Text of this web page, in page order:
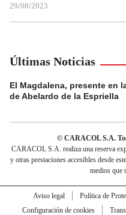
29/08/2023
Últimas Noticias
El Magdalena, presente en
de Abelardo de la Espriella
© CARACOL S.A.
CARACOL S.A. realiza una reserva
y otras prestaciones accesibles desde
medios que
Aviso legal Política de
Configuración de cookies